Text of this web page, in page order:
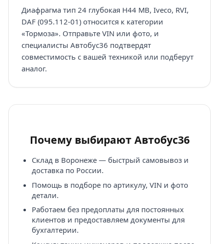
Диафрагма тип 24 глубокая H44 MB, Iveco, RVI,
DAF (095.112-01) относится к категории
«Тормоза». Отправьте VIN или фото, и
специалисты Автобус36 подтвердят
совместимость с вашей техникой или подберут
аналог.
Почему выбирают Автобус36
Склад в Воронеже — быстрый самовывоз и
доставка по России.
Помощь в подборе по артикулу, VIN и фото
детали.
Работаем без предоплаты для постоянных
клиентов и предоставляем документы для
бухгалтерии.